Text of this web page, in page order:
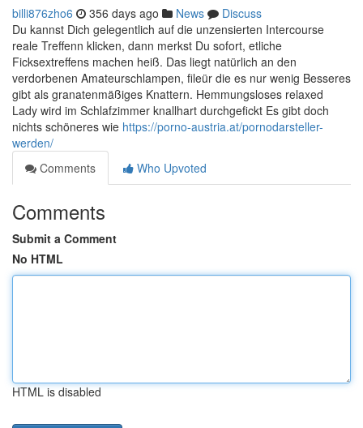
billi876zho6 356 days ago News
Discuss
Du kannst Dich gelegentlich auf die unzensierten Intercourse
reale Treffenn klicken, dann merkst Du sofort, etliche
Ficksextreffens machen heiß. Das liegt natürlich an den
verdorbenen Amateurschlampen, fileür die es nur wenig Besseres
gibt als granatenmäßiges Knattern. Hemmungsloses relaxed
Lady wird im Schlafzimmer knallhart durchgefickt Es gibt doch
nichts schöneres wie https://porno-austria.at/pornodarsteller-
werden/
Comments
Who Upvoted
Comments
Submit a Comment
No HTML
HTML is disabled